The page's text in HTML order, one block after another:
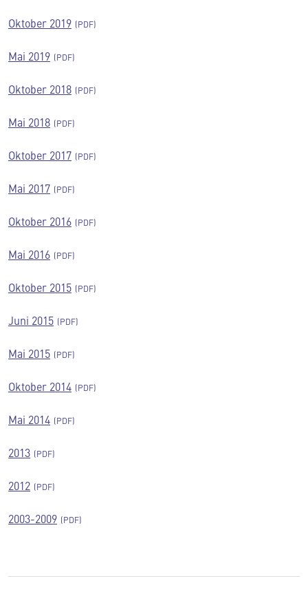
Oktober 2019
Mai 2019
Oktober 2018
Mai 2018
Oktober 2017
Mai 2017
Oktober 2016
Mai 2016
Oktober 2015
Juni 2015
Mai 2015
Oktober 2014
Mai 2014
2013
2012
2003-2009